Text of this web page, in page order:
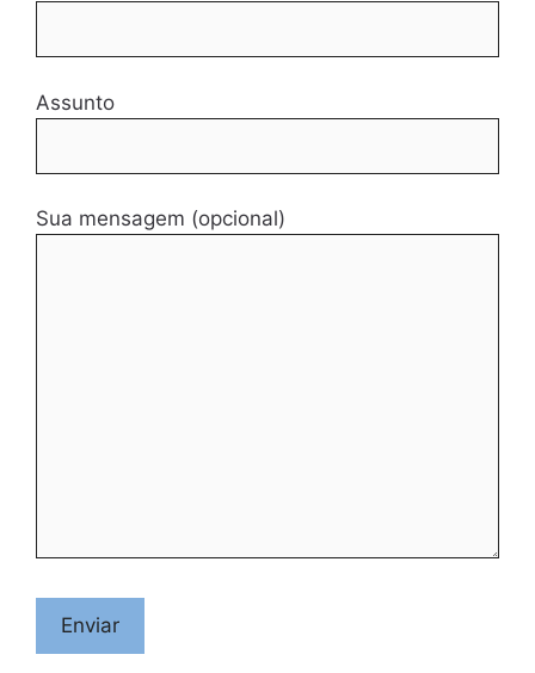
Assunto
Sua mensagem (opcional)